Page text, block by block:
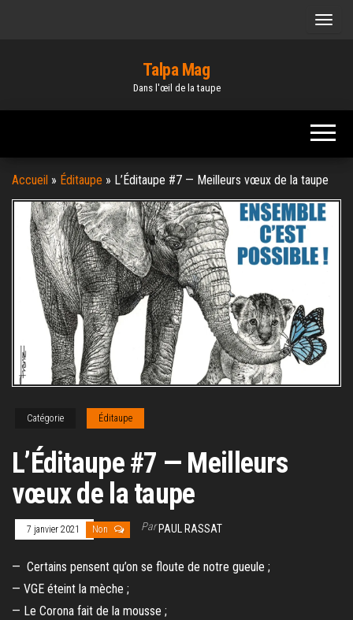
Talpa Mag
Dans l'œil de la taupe
Accueil » Éditaupe » L’Éditaupe #7 — Meilleurs vœux de la taupe
Catégorie Éditaupe
L’Éditaupe #7 — Meilleurs
vœux de la taupe
7 janvier 2021 Non ParPAUL RASSAT
— Certains pensent qu’on se floute de notre gueule ;
— VGE éteint la mèche ;
— Le Corona fait de la mousse ;